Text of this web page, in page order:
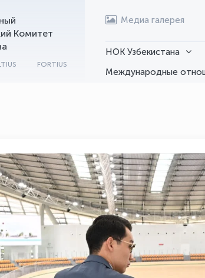
Комитет
FORTIUS
Медиа галерея
НОК Узбекистана
Международные